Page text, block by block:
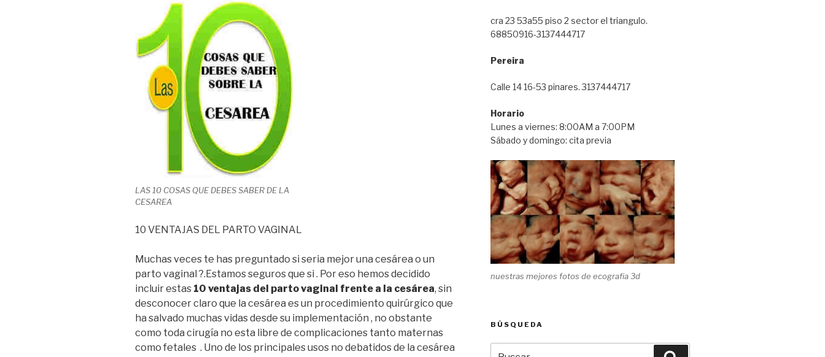
LAS 10 COSAS QUE DEBES SABER DE LA
CESAREA
10 VENTAJAS DEL PARTO VAGINAL
Muchas veces te has preguntado si seria mejor una cesárea o un
parto vaginal ?.Estamos seguros que si . Por eso hemos decidido
incluir estas 10 ventajas del parto vaginal frente a la cesárea, sin
desconocer claro que la cesárea es un procedimiento quirúrgico que
ha salvado muchas vidas desde su implementación , no obstante
como toda cirugía no esta libre de complicaciones tanto maternas
como fetales . Uno de los principales usos no debatidos de la cesárea
cra 23 53a55 piso 2 sector el triangulo.
68850916-3137444717
Pereira
Calle 14 16-53 pinares. 3137444717
Horario
Lunes a viernes: 8:00AM a 7:00PM
Sábado y domingo: cita previa
nuestras mejores fotos de ecografia 3d
BÚSQUEDA